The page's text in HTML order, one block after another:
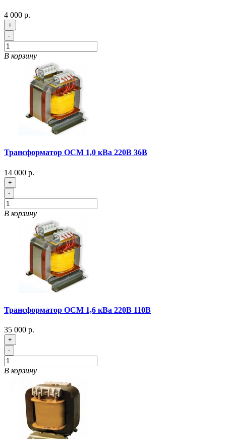
4 000 р.
+
-
В корзину
Трансформатор ОСМ 1,0 кВа 220В 36В
14 000 р.
+
-
В корзину
Трансформатор ОСМ 1,6 кВа 220В 110В
35 000 р.
+
-
В корзину